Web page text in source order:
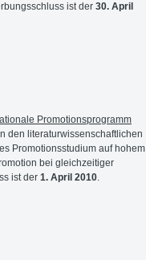
ist der 30. April
Promotionsprogramm
den literaturwissenschaftlichen
Promotionsstudium auf hohem
bei gleichzeitiger
ist der 1. April 2010.